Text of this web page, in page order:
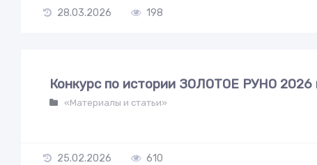
28.03.2026 198
Конкурс по истории ЗОЛОТОЕ РУНО 2026
«Материалы и статьи»
25.02.2026 610